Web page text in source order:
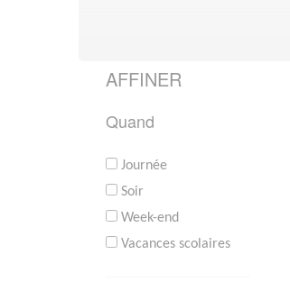
AFFINER
Quand
Journée
Soir
Week-end
Vacances scolaires